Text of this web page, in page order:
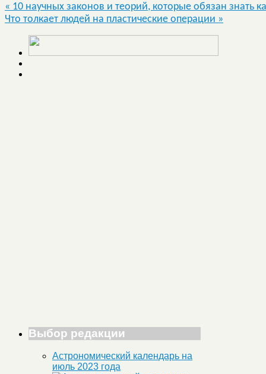
« 10 научных законов и теорий, которые обязан знать
Что толкает людей на пластические операции »
Выбор редакции
Астрономический календарь на
июль 2023 года